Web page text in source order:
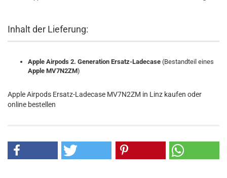
Inhalt der Lieferung:
Apple Airpods 2. Generation Ersatz-Ladecase (Bestandteil eines
Apple MV7N2ZM)
Apple Airpods Ersatz-Ladecase MV7N2ZM in Linz kaufen oder
online bestellen